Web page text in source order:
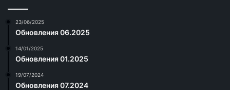
23/06/2025
Обновления 06.2025
14/01/2025
Обновления 01.2025
19/07/2024
Обновления 07.2024